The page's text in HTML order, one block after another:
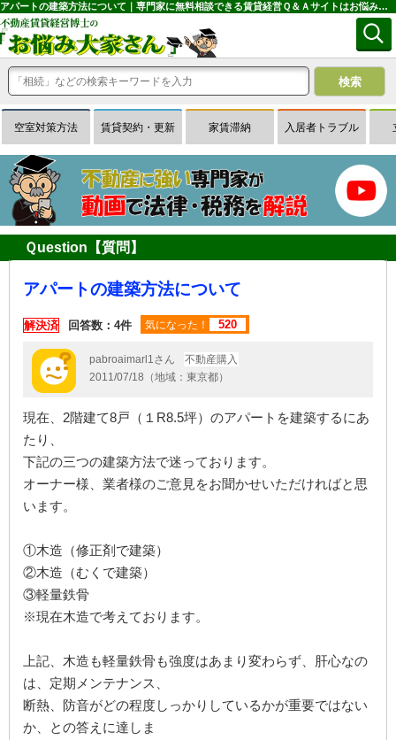
アパートの建築方法について｜専門家に無料相談できる賃貸経営Ｑ＆Ａサイトはお悩み大家さん
空室対策方法 賃貸契約・更新 家賃滞納 入居者トラブル
Ｑuestion【質問】
アパートの建築方法について
解決済 回答数：4件 気になった！ 520
pabroaimarl1さん
不動産購入
2011/07/18（地域：東京都）
現在、2階建て8戸（１R8.5坪）のアパートを建築するにあ
たり、
下記の三つの建築方法で迷っております。
オーナー様、業者様のご意見をお聞かせいただければと思
います。
①木造（修正剤で建築）
②木造（むくで建築）
③軽量鉄骨
※現在木造で考えております。
上記、木造も軽量鉄骨も強度はあまり変わらず、肝心なの
は、定期メンテナンス、
断熱、防音がどの程度しっかりしているかが重要ではない
か、との答えに達しま